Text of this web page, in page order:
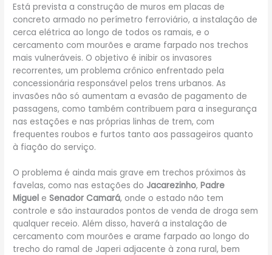
Está prevista a construção de muros em placas de
concreto armado no perímetro ferroviário, a instalação de
cerca elétrica ao longo de todos os ramais, e o
cercamento com mourões e arame farpado nos trechos
mais vulneráveis. O objetivo é inibir os invasores
recorrentes, um problema crônico enfrentado pela
concessionária responsável pelos trens urbanos. As
invasões não só aumentam a evasão de pagamento de
passagens, como também contribuem para a insegurança
nas estações e nas próprias linhas de trem, com
frequentes roubos e furtos tanto aos passageiros quanto
à fiação do serviço.
O problema é ainda mais grave em trechos próximos às
favelas, como nas estações do Jacarezinho,Padre
Miguel eSenador Camará, onde o estado não tem
controle e são instaurados pontos de venda de droga sem
qualquer receio. Além disso, haverá a instalação de
cercamento com mourões e arame farpado ao longo do
trecho do ramal de Japeri adjacente à zona rural, bem